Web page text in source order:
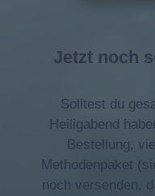
Jetzt noch
Solltest du
Heiligabend
Bestellung,
Methodenpaket
noch versenden,